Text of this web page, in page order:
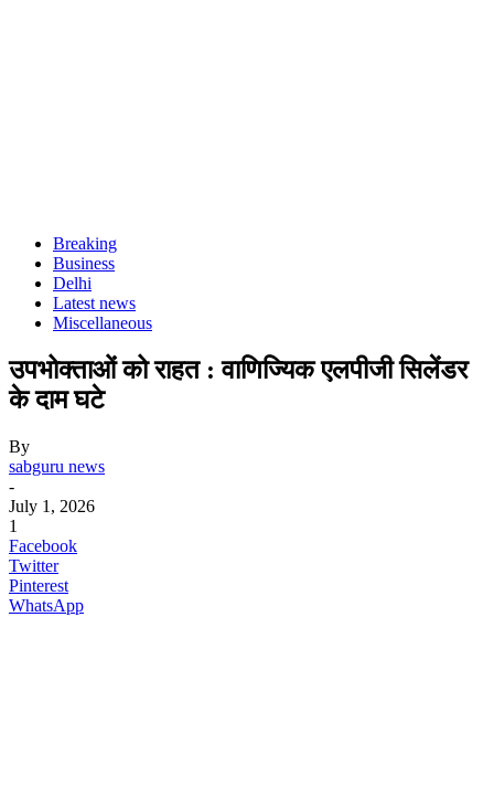
Breaking
Business
Delhi
Latest news
Miscellaneous
उपभोक्ताओं को राहत : वाणिज्यिक एलपीजी सिलेंडर
के दाम घटे
By
sabguru news
-
July 1, 2026
1
Facebook
Twitter
Pinterest
WhatsApp